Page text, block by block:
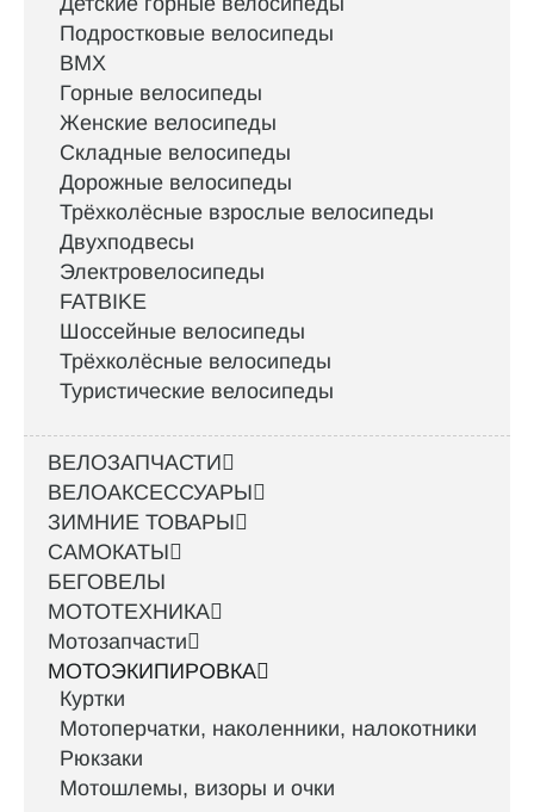
Подростковые велосипеды
BMX
Горные велосипеды
Женские велосипеды
Складные велосипеды
Дорожные велосипеды
Трёхколёсные взрослые велосипеды
Двухподвесы
Электровелосипеды
FATBIKE
Шоссейные велосипеды
Трёхколёсные велосипеды
Туристические велосипеды
ВЕЛОЗАПЧАСТИ
ВЕЛОАКСЕССУАРЫ
ЗИМНИЕ ТОВАРЫ
САМОКАТЫ
БЕГОВЕЛЫ
МОТОТЕХНИКА
Мотозапчасти
МОТОЭКИПИРОВКА
Куртки
Мотоперчатки, наколенники, налокотники
Рюкзаки
Мотошлемы, визоры и очки